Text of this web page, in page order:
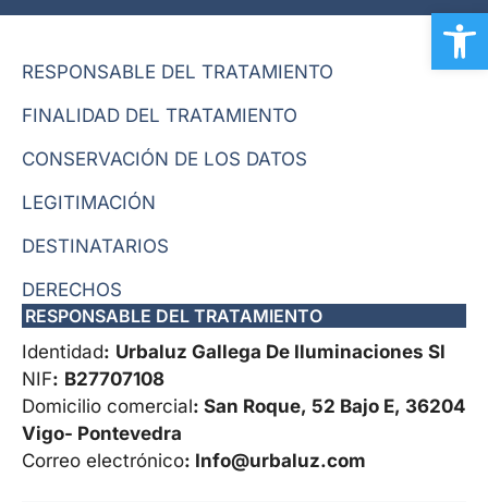
RESPONSABLE DEL TRATAMIENTO
FINALIDAD DEL TRATAMIENTO
CONSERVACIÓN DE LOS DATOS
LEGITIMACIÓN
DESTINATARIOS
DERECHOS
RESPONSABLE DEL TRATAMIENTO
Identidad: Urbaluz Gallega De Iluminaciones Sl
NIF: B27707108
Domicilio comercial: San Roque, 52 Bajo E, 36204
Vigo- Pontevedra
Correo electrónico: Info@urbaluz.com